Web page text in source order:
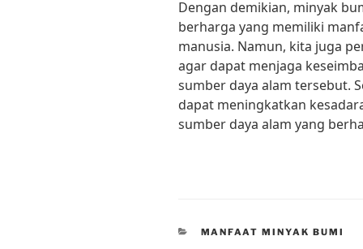
Dengan demikian, minyak
berharga yang memiliki
manusia. Namun, kita juga
agar dapat menjaga
sumber daya alam tersebut.
dapat meningkatkan
sumber daya alam yang
CATEGORIES
MANFAAT MINYAK BUMI